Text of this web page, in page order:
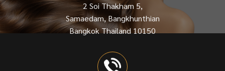
2 Soi Thakham 5,
Samaedam, Bangkhunthian
Bangkok Thailand 10150